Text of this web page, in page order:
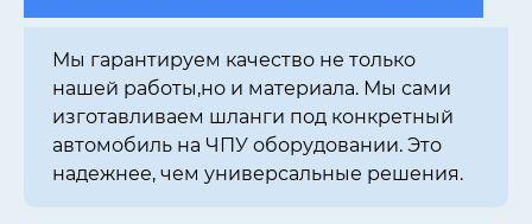
Мы гарантируем качество не только
нашей работы,но и материала. Мы сами
изготавливаем шланги под конкретный
автомобиль на ЧПУ оборудовании. Это
надежнее, чем универсальные решения.